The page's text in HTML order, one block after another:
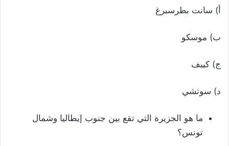
أ) سانت بطرسبرغ
ب) موسكو
ج) كييف
د) سوتشي
ما هو الجزيرة التي تقع بين جنوب إيطاليا وشمال
تونس؟